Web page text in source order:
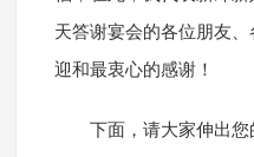
天答谢宴会的各位朋友
迎和最衷心的感谢！
下面，请大家伸出